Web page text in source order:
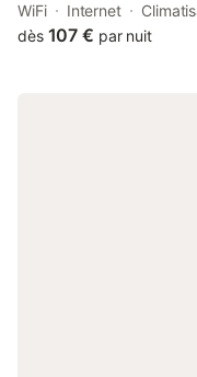
offers air-conditioned
WiFi.
WiFi Internet
dès 107 € par nuit